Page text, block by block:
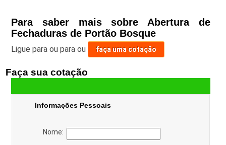
Para saber mais sobre Abertura de
Fechaduras de Portão Bosque
Ligue para ou para ou faça uma cotação
Faça sua cotação
Informações Pessoais
Nome: